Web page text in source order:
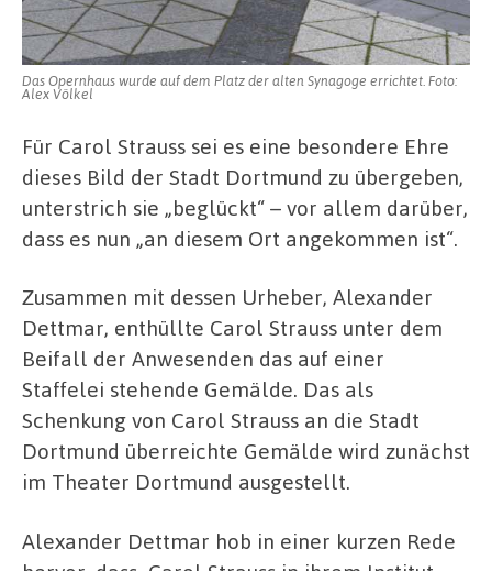
Das Opernhaus wurde auf dem Platz der alten Synagoge errichtet. Foto:
Alex Völkel
Für Carol Strauss sei es eine besondere Ehre
dieses Bild der Stadt Dortmund zu übergeben,
unterstrich sie „beglückt“ – vor allem darüber,
dass es nun „an diesem Ort angekommen ist“.
Zusammen mit dessen Urheber, Alexander
Dettmar, enthüllte Carol Strauss unter dem
Beifall der Anwesenden das auf einer
Staffelei stehende Gemälde. Das als
Schenkung von Carol Strauss an die Stadt
Dortmund überreichte Gemälde wird zunächst
im Theater Dortmund ausgestellt.
Alexander Dettmar hob in einer kurzen Rede